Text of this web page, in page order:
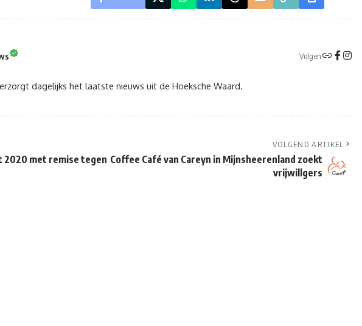
Volgen
dagelijks het laatste nieuws uit de Hoeksche Waard.
2020 met remise tegen
VOLGEND ARTIKEL
Coffee Café van Careyn in Mijnsheerenland zoekt
vrijwillgers